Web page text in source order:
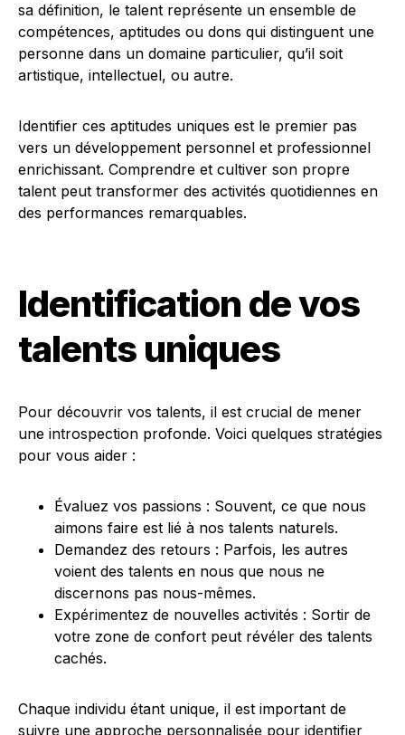
sa définition, le talent représente un ensemble de
compétences, aptitudes ou dons qui distinguent une
personne dans un domaine particulier, qu’il soit
artistique, intellectuel, ou autre.
Identifier ces aptitudes uniques est le premier pas
vers un développement personnel et professionnel
enrichissant. Comprendre et cultiver son propre
talent peut transformer des activités quotidiennes en
des performances remarquables.
Identification de vos
talents uniques
Pour découvrir vos talents, il est crucial de mener
une introspection profonde. Voici quelques stratégies
pour vous aider :
Évaluez vos passions : Souvent, ce que nous
aimons faire est lié à nos talents naturels.
Demandez des retours : Parfois, les autres
voient des talents en nous que nous ne
discernons pas nous-mêmes.
Expérimentez de nouvelles activités : Sortir de
votre zone de confort peut révéler des talents
cachés.
Chaque individu étant unique, il est important de
suivre une approche personnalisée pour identifier